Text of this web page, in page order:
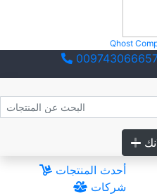
Qhost
أحدث المنتجات
شركات